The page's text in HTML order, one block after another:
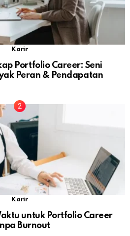
Karir
Portfolio Career: Seni
Peran & Pendapatan
Karir
untuk Portfolio Career
Burnout